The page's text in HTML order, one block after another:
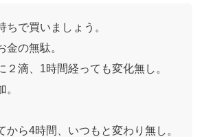
ちで買いましょう。
金の無駄。
２滴、1時間経っても変化無し。
から4時間、いつもと変わり無し。